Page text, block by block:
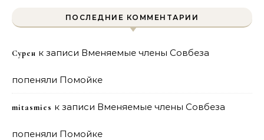
ПОСЛЕДНИЕ КОММЕНТАРИИ
Сурен к записи Вменяемые члены Совбеза
попеняли Помойке
mitasmies к записи Вменяемые члены Совбеза
попеняли Помойке